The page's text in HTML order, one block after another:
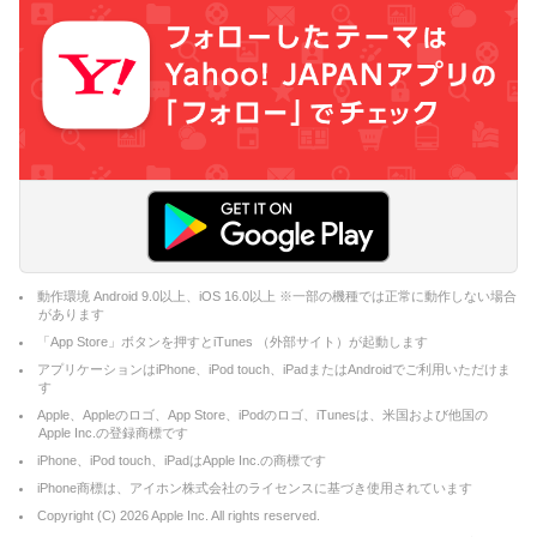
動作環境 Android 9.0以上、iOS 16.0以上 ※一部の機種では正常に動作しない場合
があります
「App Store」ボタンを押すとiTunes （外部サイト）が起動します
アプリケーションはiPhone、iPod touch、iPadまたはAndroidでご利用いただけま
す
Apple、Appleのロゴ、App Store、iPodのロゴ、iTunesは、米国および他国の
Apple Inc.の登録商標です
iPhone、iPod touch、iPadはApple Inc.の商標です
iPhone商標は、アイホン株式会社のライセンスに基づき使用されています
Copyright (C) 2026Apple Inc. All rights reserved.